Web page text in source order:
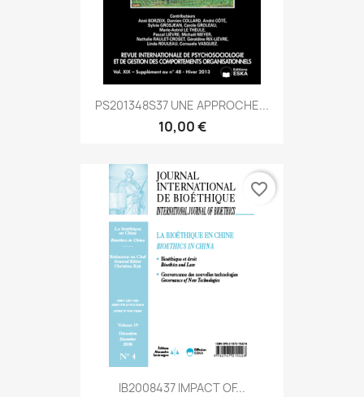
PS201348S37 UNE APPROCHE...
10,00 €
IB2008437 IMPACT OF...
favorite_border